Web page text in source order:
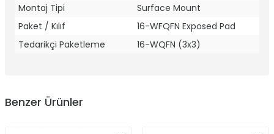
Montaj Tipi
Surface Mount
Paket / Kılıf
16-WFQFN Exposed Pad
Tedarikçi Paketleme
16-WQFN (3x3)
Benzer Ürünler